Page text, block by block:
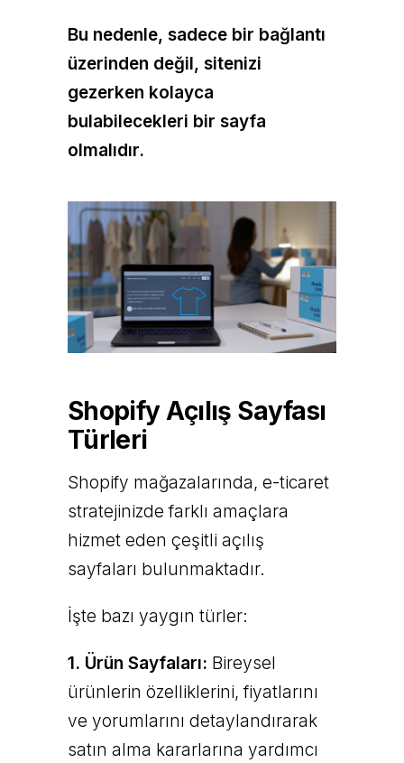
Bu nedenle, sadece bir bağlantı
üzerinden değil, sitenizi
gezerken kolayca
bulabilecekleri bir sayfa
olmalıdır.
Shopify Açılış Sayfası
Türleri
Shopify mağazalarında, e-ticaret
stratejinizde farklı amaçlara
hizmet eden çeşitli açılış
sayfaları bulunmaktadır.
İşte bazı yaygın türler:
1. Ürün Sayfaları: Bireysel
ürünlerin özelliklerini, fiyatlarını
ve yorumlarını detaylandırarak
satın alma kararlarına yardımcı